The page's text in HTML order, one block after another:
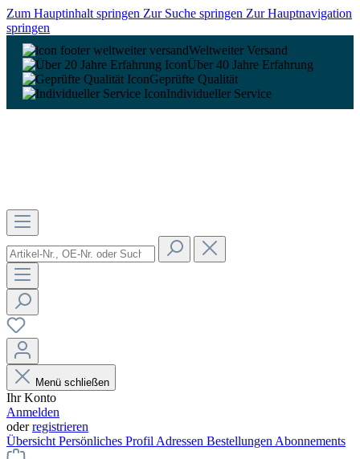
Zum Hauptinhalt springen Zur Suche springen Zur Hauptnavigation
springen
Weltweiter Versand
Über 40 Jahre Erfahrung
Geprüfte Qualität
Individueller Service
Menü schließen
Ihr Konto
Anmelden
oderregistrieren
Übersicht Persönliches Profil Adressen Bestellungen Abonnements